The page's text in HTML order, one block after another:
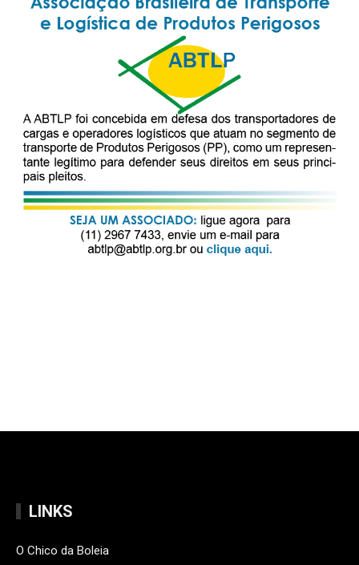
LINKS
O Chico da Boleia